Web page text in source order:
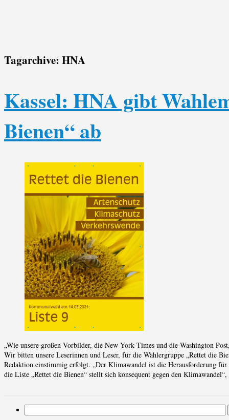
Tagarchive: HNA
Kassel: HNA gibt
Bienen“ ab
„Wie unsere großen Vorbilder, die New York Times und die Washington
Wir bitten unsere Leserinnen und Leser, für die Wählergruppe „Rettet die
Redaktion einstimmig erfolgt. „Der Klimawandel ist die Herausforderung
die Liste „Rettet die Bienen“ stellt sich konsequent gegen den